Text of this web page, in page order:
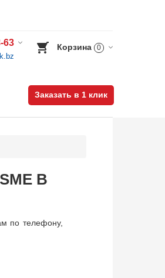
63 Корзина 0
Заказать в 1 клик
B
по телефону,